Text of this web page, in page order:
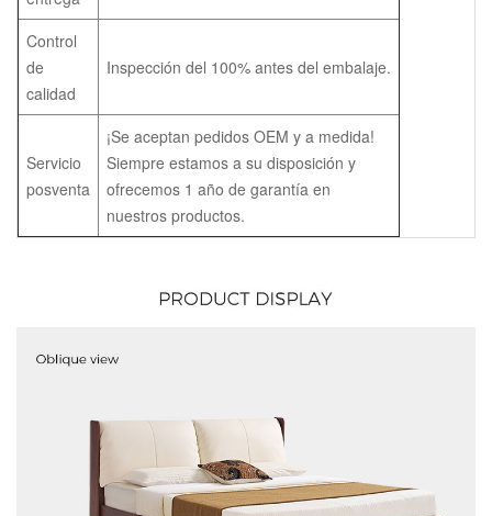
Control
de
calidad
Inspección del 100% antes del embalaje.
Servicio
posventa
¡Se aceptan pedidos OEM y a medida!
Siempre estamos a su disposición y
ofrecemos 1 año de garantía en
nuestros productos.